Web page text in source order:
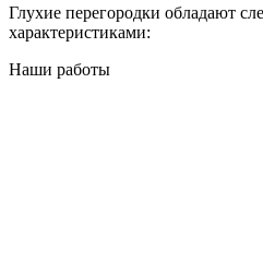
Глухие перегородки обладают
характеристиками:
Наши работы